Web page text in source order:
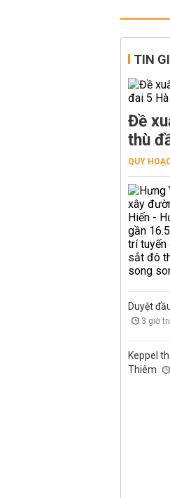
TIN
Đề
thù
QUY
Duyệt
3 giờ
Keppel
Thiêm